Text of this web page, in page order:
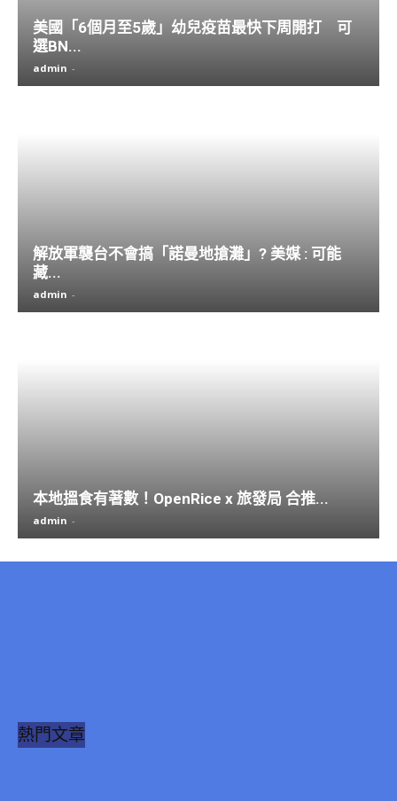
美國「6個月至5歲」幼兒疫苗最快下周開打 可
選BN...
admin -
解放軍襲台不會搞「諾曼地搶灘」? 美媒 : 可能
藏...
admin -
本地搵食有著數！OpenRice x 旅發局 合推...
admin -
熱門文章